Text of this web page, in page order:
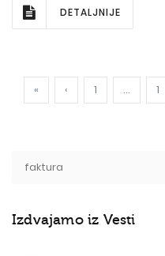
DETALJNIJE
« ‹ 1 ... 1
Izdvajamo iz Vesti